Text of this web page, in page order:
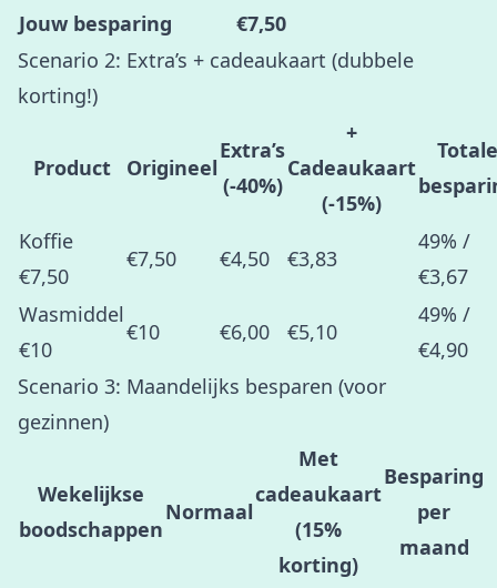
Jouw besparing
€7,50
Scenario 2: Extra’s + cadeaukaart (dubbele
korting!)
Product Origineel
Extra’s
(-40%)
+
Cadeaukaart
(-15%)
Totale
Koffie
€7,50
€7,50 €4,50 €3,83
49% /
€3,67
Wasmiddel
€10
€10 €6,00 €5,10
49% /
€4,90
Scenario 3: Maandelijks besparen (voor
gezinnen)
Wekelijkse
boodschappen
Normaal
Met
cadeaukaart
(15%
korting)
Besparing
per
maand